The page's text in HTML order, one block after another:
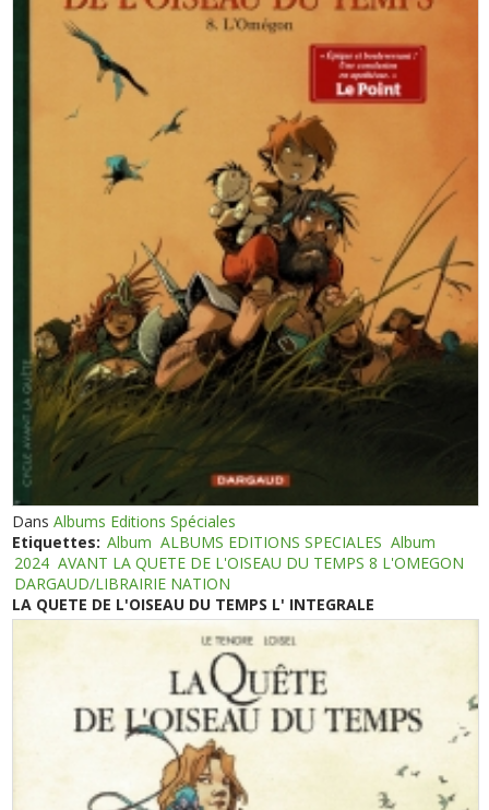
DansAlbums Editions Spéciales
Etiquettes: Album ALBUMS EDITIONS SPECIALES Album
2024 AVANT LA QUETE DE L'OISEAU DU TEMPS 8 L'OMEGON
DARGAUD/LIBRAIRIE NATION
LA QUETE DE L'OISEAU DU TEMPS L' INTEGRALE